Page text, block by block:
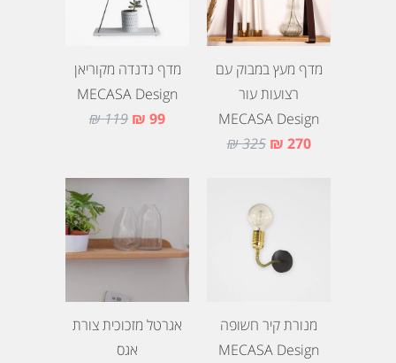
מדף נדנדה מקוריאן
MECASA Design
99 ₪
119 ₪
מדף מעץ במבוק עם
רצועות עור
MECASA Design
270 ₪
325 ₪
אגרטל מזכוכית צורת
אגס
מנורת קיר חשופה
MECASA Design